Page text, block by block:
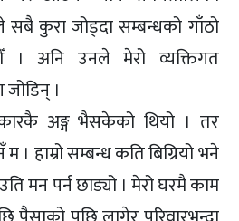
सबै कुरा जोड्दा सम्बन्धको गाँठो
। अनि उनले मेरो व्यक्तिगत
।
अङ्ग भैसकेको थियो । तर
। हाम्रो सम्बन्ध कति बिग्रियो भने
मन पर्न छाड्यो । मेरो घरमै काम